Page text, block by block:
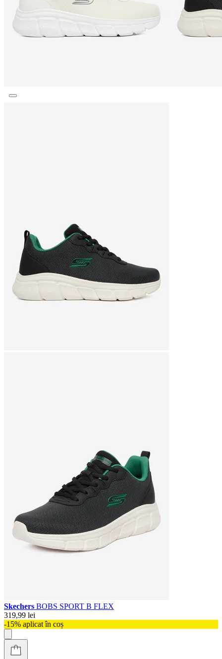
Skechers BOBS SPORT B FLEX
319,99 lei
-15% aplicat în coș